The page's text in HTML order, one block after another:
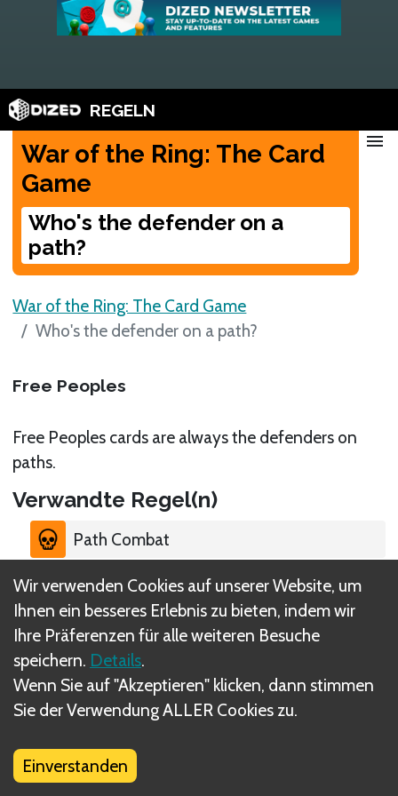
REGELN
War of the Ring: The Card
Game
Who's the defender on a
path?
menu
War of the Ring: The Card Game
Who's the defender on a path?
Free Peoples
Free Peoples cards are always the defenders on
paths.
Verwandte Regel(n)
Path Combat
Was sind DIZED Regeln?
Wir verwenden Cookies auf unserer Website, um
Ihnen ein besseres Erlebnis zu bieten, indem wir
Ihre Präferenzen für alle weiteren Besuche
speichern. Details.
Wenn Sie auf "Akzeptieren" klicken, dann stimmen
Sie der Verwendung ALLER Cookies zu.
Einverstanden